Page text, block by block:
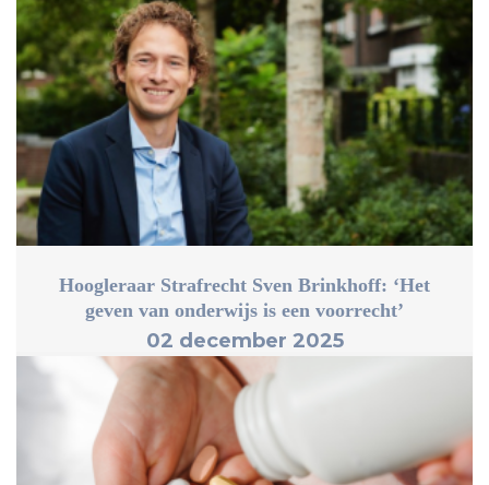
Hoogleraar Strafrecht Sven Brinkhoff: ‘Het
geven van onderwijs is een voorrecht’
02 december 2025